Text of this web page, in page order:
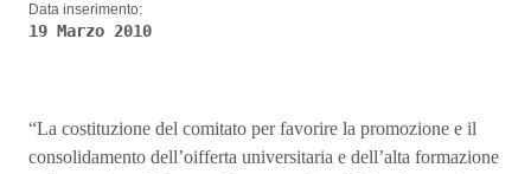
Data inserimento:
19 Marzo 2010
“La costituzione del comitato per favorire la promozione e il
consolidamento dell’oifferta universitaria e dell’alta formazione